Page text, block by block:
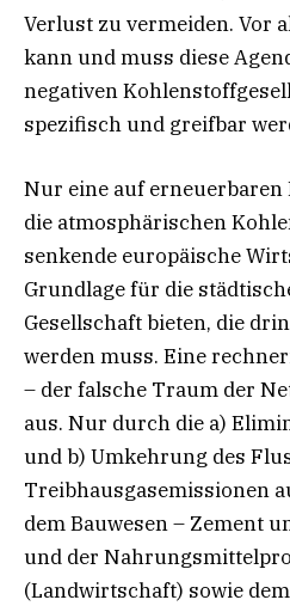
Verlust zu vermeiden. Vor
kann und muss diese
negativen
spezifisch und greifbar
Nur eine auf erneuerbaren
die atmosphärischen
senkende europäische
Grundlage für die
Gesellschaft bieten, die
werden muss. Eine
– der falsche Traum der
aus. Nur durch die a)
und b) Umkehrung des
Treibhausgasemissionen
dem Bauwesen – Zement
und der
(Landwirtschaft) sowie